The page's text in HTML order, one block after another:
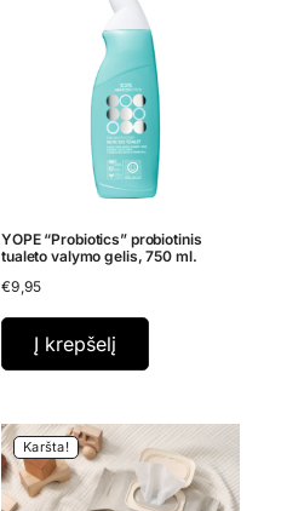
YOPE “Probiotics” probiotinis
tualeto valymo gelis, 750 ml.
€9,95
Į krepšelį
Karšta!